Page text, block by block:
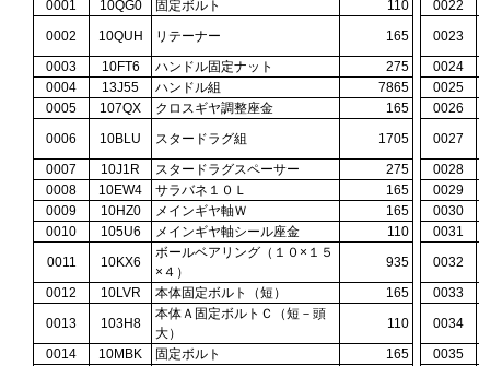
0001
10QG0 固定ボルト 110 0022
0002
10QUH リテーナー 165 0023
0003
10FT6 ハンドル固定ナット 275 0024
0004
13J55 ハンドル組 7865 0025
0005
107QX クロスギヤ調整座金 165 0026
0006
10BLU スタードラグ組 1705 0027
0007
10J1R スタードラグスペーサー 275 0028
0008
10EW4 サラバネ１０Ｌ 165 0029
0009
10HZ0 メインギヤ軸Ｗ 165 0030
0010
105U6 メインギヤ軸シール座金 110 0031
0011
10KX6
ボールベアリング（１０×１５
×４）
935 0032
0012
10LVR 本体固定ボルト（短） 165 0033
0013
103H8
本体Ａ固定ボルトＣ（短－頭
大）
110 0034
0014
10MBK 固定ボルト 165 0035